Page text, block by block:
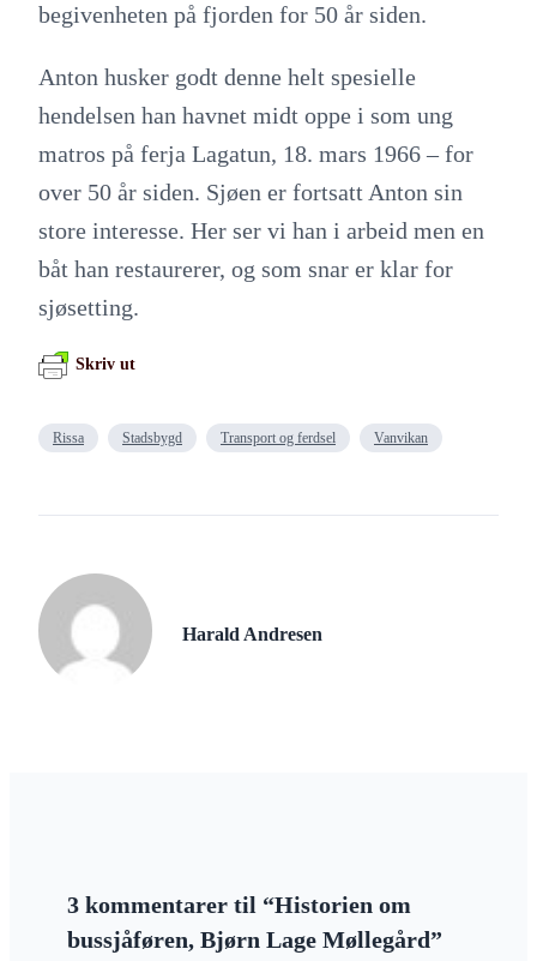
begivenheten på fjorden for 50 år siden.
Anton husker godt denne helt spesielle
hendelsen han havnet midt oppe i som ung
matros på ferja Lagatun, 18. mars 1966 – for
over 50 år siden. Sjøen er fortsatt Anton sin
store interesse. Her ser vi han i arbeid men en
båt han restaurerer, og som snar er klar for
sjøsetting.
Skriv ut
Rissa Stadsbygd Transport og ferdsel Vanvikan
Harald Andresen
3 kommentarer til “Historien om
bussjåføren, Bjørn Lage Møllegård”